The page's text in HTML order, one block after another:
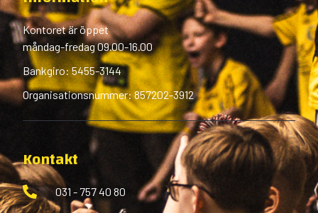
Kontoret är öppet
måndag-fredag 09.00-16.00
Bankgiro: 5455-3144
Organisationsnummer: 857202-3912
Kontakt
031 - 757 40 80